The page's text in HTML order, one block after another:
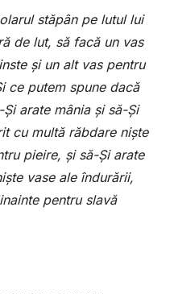
stăpân pe lutul lui
de lut, să facă un vas
și un alt vas pentru
ce putem spune dacă
arate mânia și să-Și
cu multă răbdare niște
pieire, și să-Și arate
vase ale îndurării,
pentru slavă